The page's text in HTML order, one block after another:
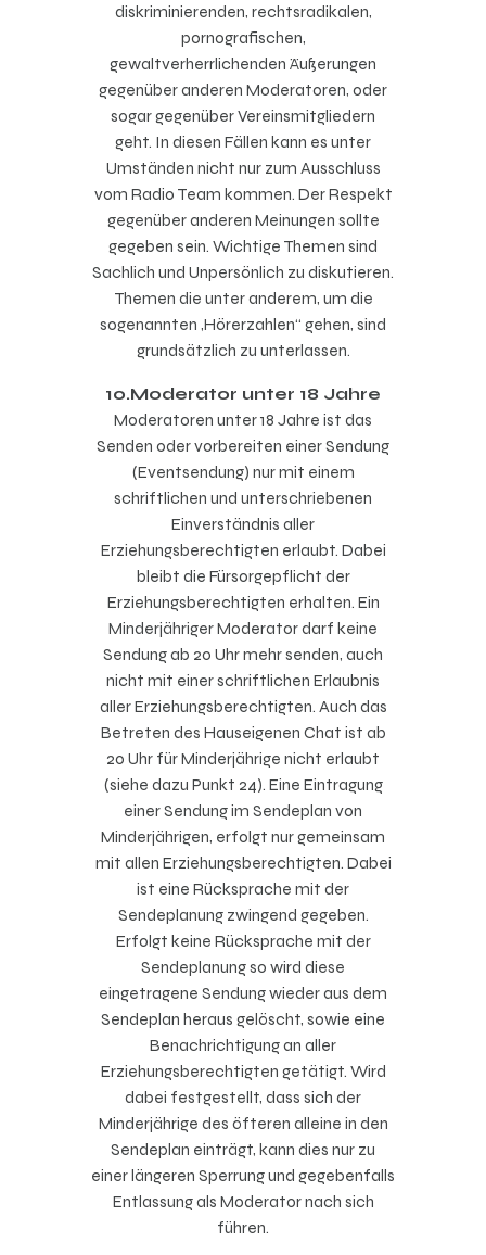
diskriminierenden, rechtsradikalen,
pornografischen,
gewaltverherrlichenden Äußerungen
gegenüber anderen Moderatoren, oder
sogar gegenüber Vereinsmitgliedern
geht. In diesen Fällen kann es unter
Umständen nicht nur zum Ausschluss
vom Radio Team kommen. Der Respekt
gegenüber anderen Meinungen sollte
gegeben sein. Wichtige Themen sind
Sachlich und Unpersönlich zu diskutieren.
Themen die unter anderem, um die
sogenannten „Hörerzahlen“ gehen, sind
grundsätzlich zu unterlassen.
10.Moderator unter 18 Jahre
Moderatoren unter 18 Jahre ist das
Senden oder vorbereiten einer Sendung
(Eventsendung) nur mit einem
schriftlichen und unterschriebenen
Einverständnis aller
Erziehungsberechtigten erlaubt. Dabei
bleibt die Fürsorgepflicht der
Erziehungsberechtigten erhalten. Ein
Minderjähriger Moderator darf keine
Sendung ab 20 Uhr mehr senden, auch
nicht mit einer schriftlichen Erlaubnis
aller Erziehungsberechtigten. Auch das
Betreten des Hauseigenen Chat ist ab
20 Uhr für Minderjährige nicht erlaubt
(siehe dazu Punkt 24). Eine Eintragung
einer Sendung im Sendeplan von
Minderjährigen, erfolgt nur gemeinsam
mit allen Erziehungsberechtigten. Dabei
ist eine Rücksprache mit der
Sendeplanung zwingend gegeben.
Erfolgt keine Rücksprache mit der
Sendeplanung so wird diese
eingetragene Sendung wieder aus dem
Sendeplan heraus gelöscht, sowie eine
Benachrichtigung an aller
Erziehungsberechtigten getätigt. Wird
dabei festgestellt, dass sich der
Minderjährige des öfteren alleine in den
Sendeplan einträgt, kann dies nur zu
einer längeren Sperrung und gegebenfalls
Entlassung als Moderator nach sich
führen.